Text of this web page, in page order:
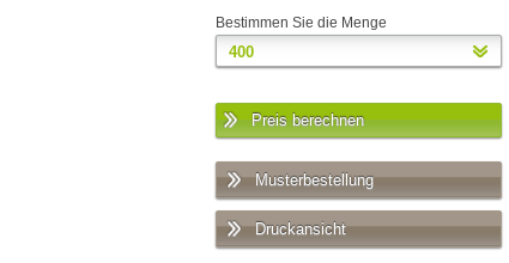
Bestimmen Sie die Menge
Preis berechnen
Musterbestellung
Druckansicht